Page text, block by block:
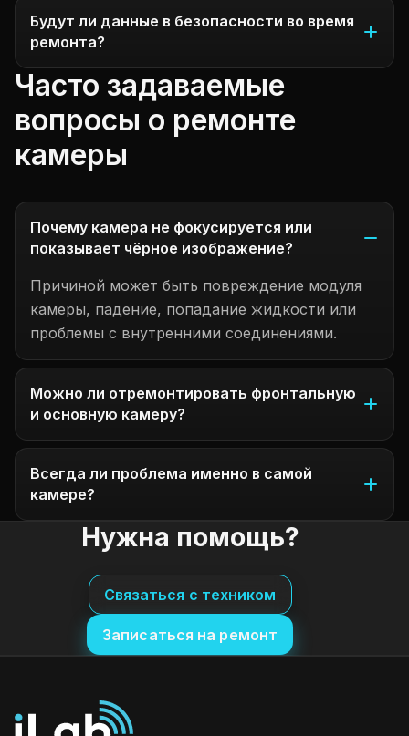
Будут ли данные в безопасности во время
ремонта?
Часто задаваемые
вопросы о ремонте
камеры
Почему камера не фокусируется или
показывает чёрное изображение?
Причиной может быть повреждение модуля
камеры, падение, попадание жидкости или
проблемы с внутренними соединениями.
Можно ли отремонтировать фронтальную
и основную камеру?
Всегда ли проблема именно в самой
камере?
Нужна помощь?
Связаться с техником
Записаться на ремонт